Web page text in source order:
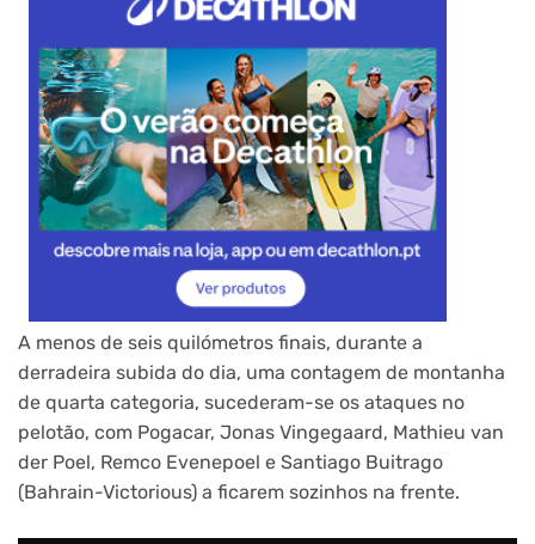
A menos de seis quilómetros finais, durante a
derradeira subida do dia, uma contagem de montanha
de quarta categoria, sucederam-se os ataques no
pelotão, com Pogacar, Jonas Vingegaard, Mathieu van
der Poel, Remco Evenepoel e Santiago Buitrago
(Bahrain-Victorious) a ficarem sozinhos na frente.